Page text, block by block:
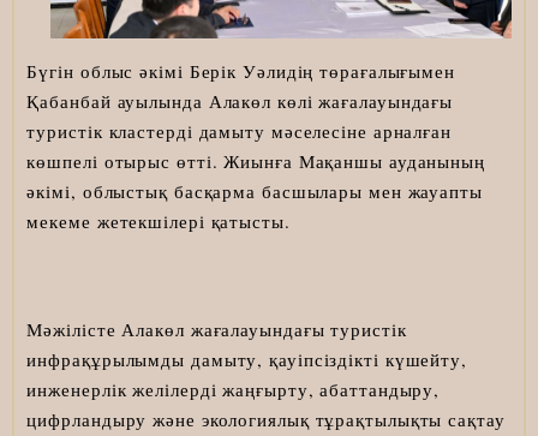
Бүгін облыс әкімі Берік Уәлидің төрағалығымен
Қабанбай ауылында Алакөл көлі жағалауындағы
туристік кластерді дамыту мәселесіне арналған
көшпелі отырыс өтті. Жиынға Мақаншы ауданының
әкімі, облыстық басқарма басшылары мен жауапты
мекеме жетекшілері қатысты.
Мәжілісте Алакөл жағалауындағы туристік
инфрақұрылымды дамыту, қауіпсіздікті күшейту,
инженерлік желілерді жаңғырту, абаттандыру,
цифрландыру және экологиялық тұрақтылықты сақтау